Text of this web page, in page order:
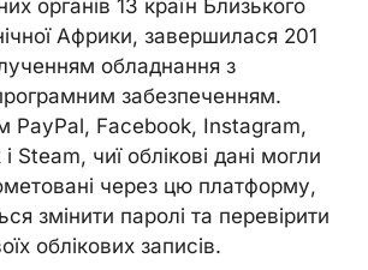
органів 13 країн Близького
Африки, завершилася 201
обладнання з
забезпеченням.
PayPal, Facebook, Instagram,
Steam, чиї облікові дані могли
через цю платформу,
змінити паролі та перевірити
облікових записів.